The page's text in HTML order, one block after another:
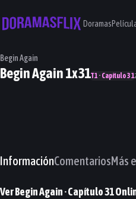
Doramas
Begin Again
Begin Again 1x31T1 · Capítulo 31
InformaciónComentariosMás
VerBegin Again· Capítulo31